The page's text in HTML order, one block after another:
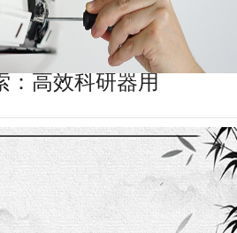
：高效科研器用